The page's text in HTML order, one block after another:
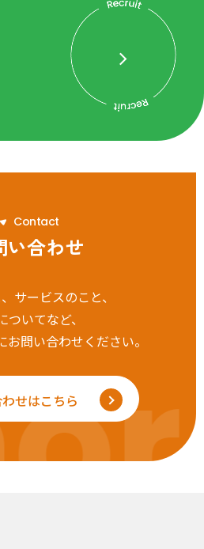
Contact
い合わせ
サービスのこと、
ついてなど、
お問い合わせください。
せはこちら